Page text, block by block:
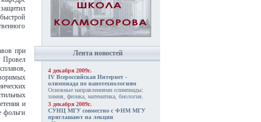
при
Провел
и
фольги
Лента новостей
4 декабря 2009г.
IV Всероссийская Интернет -
олимпиада по нанотехнологиям
Основные направлениями олимпиады:
химия, физика, математика, биология.
3 декабря 2009г.
СУНЦ МГУ совместно с ФНМ МГУ
приглашают на лекции